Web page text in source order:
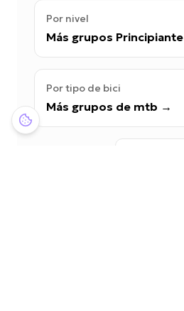
Por nivel
Más grupos Principiante
Por tipo de bici
Más grupos de mtb →